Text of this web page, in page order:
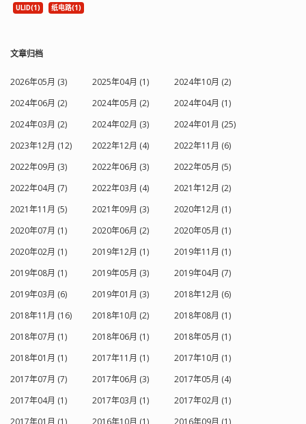
ULID(1)
纸电路(1)
文章归档
2026年05月 (3) 2025年04月 (1)
2024年10月 (2)
2024年06月 (2)
2024年05月 (2)
2024年04月 (1)
2024年03月 (2)
2024年02月 (3)
2024年01月 (25)
2023年12月 (12)
2022年12月 (4)
2022年11月 (6)
2022年09月 (3)
2022年06月 (3)
2022年05月 (5)
2022年04月 (7)
2022年03月 (4)
2021年12月 (2)
2021年11月 (5)
2021年09月 (3)
2020年12月 (1)
2020年07月 (1)
2020年06月 (2)
2020年05月 (1)
2020年02月 (1)
2019年12月 (1)
2019年11月 (1)
2019年08月 (1)
2019年05月 (3)
2019年04月 (7)
2019年03月 (6)
2019年01月 (3)
2018年12月 (6)
2018年11月 (16)
2018年10月 (2)
2018年08月 (1)
2018年07月 (1)
2018年06月 (1)
2018年05月 (1)
2018年01月 (1)
2017年11月 (1)
2017年10月 (1)
2017年07月 (7)
2017年06月 (3)
2017年05月 (4)
2017年04月 (1)
2017年03月 (1)
2017年02月 (1)
2017年01月 (1)
2016年10月 (1) 2016年09月 (1)